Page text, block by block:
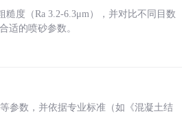
度（Ra 3.2-6.3μm），并对比不同目数
适的喷砂参数。
参数，并依据专业标准（如《混凝土结